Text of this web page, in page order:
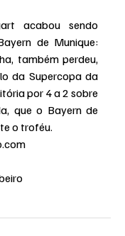
acabou sendo
de Munique:
também perdeu,
da Supercopa da
por 4 a 2 sobre
que o Bayern de
o troféu.